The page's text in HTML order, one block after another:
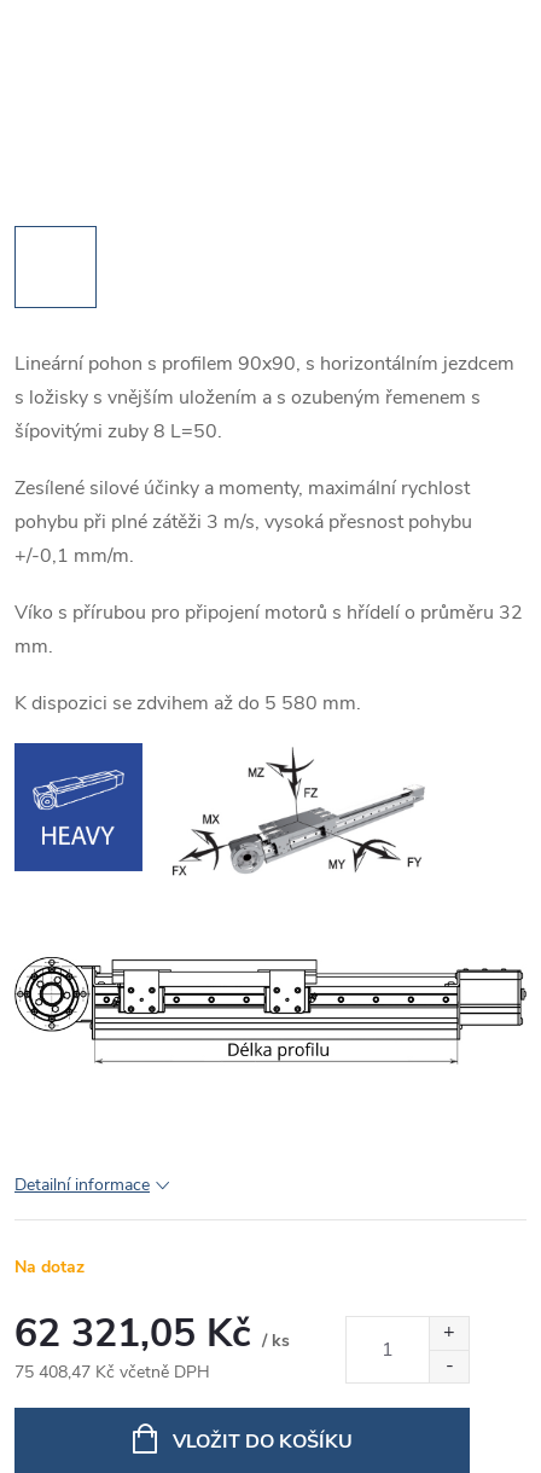
Lineární pohon s profilem 90x90, s horizontálním jezdcem
s ložisky s vnějším uložením a s ozubeným řemenem s
šípovitými zuby 8 L=50.
Zesílené silové účinky a momenty, maximální rychlost
pohybu při plné zátěži 3 m/s, vysoká přesnost pohybu
+/-0,1 mm/m.
Víko s přírubou pro připojení motorů s hřídelí o průměru 32
mm.
K dispozici se zdvihem až do 5 580 mm.
Detailní informace
Na dotaz
62 321,05 Kč / ks
75 408,47 Kč včetně DPH
VLOŽIT DO KOŠÍKU